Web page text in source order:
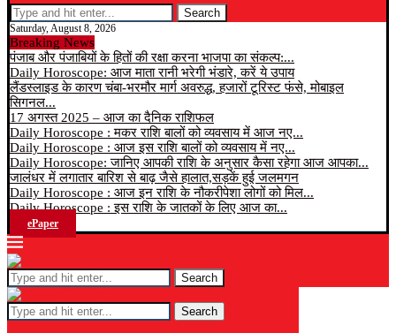
Search
Saturday, August 8, 2026
Breaking News
पंजाब और पंजाबियों के हितों की रक्षा करना भाजपा का संकल्प:...
Daily Horoscope: आज माता रानी भरेगी भंडारे, करें ये उपाय
लैंडस्लाइड के कारण चंबा-भरमौर मार्ग अवरुद्ध, हजारों टूरिस्ट फंसे, मोबाइल
सिगनल...
17 अगस्त 2025 – आज का दैनिक राशिफल
Daily Horoscope : मकर राशि बालों को व्यवसाय में आज नए...
Daily Horoscope : आज इस राशि बालों को व्यवसाय में नए...
Daily Horoscope: जानिए आपकी राशि के अनुसार कैसा रहेगा आज आपका...
जालंधर में लगातार बारिश से बाढ़ जैसे हालात,सड़कें हुई जलमगन
Daily Horoscope : आज इन राशि के नौकरीपेशा लोगों को मिल...
Daily Horoscope : इस राशि के जातकों के लिए आज का...
ePaper
Search
Search